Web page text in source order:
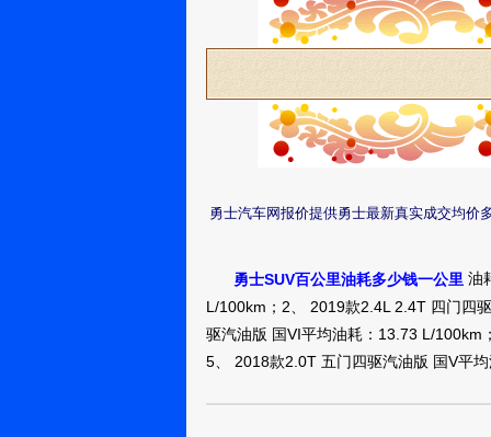
勇士汽车网报价提供勇士最新真实成交均价
勇士SUV百公里油耗多少钱一公里 油
L/100km；2、 2019款2.4L 2.4T 四门四
驱汽油版 国VI平均油耗：13.73 L/
5、 2018款2.0T 五门四驱汽油版 国V平